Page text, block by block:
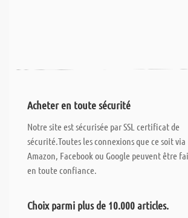
Acheter en toute sécurité
Notre site est sécurisée par SSL certificat de
sécurité.Toutes les connexions que ce soit via
Amazon, Facebook ou Google peuvent être
en toute confiance.
Choix parmi plus de 10.000 articles.